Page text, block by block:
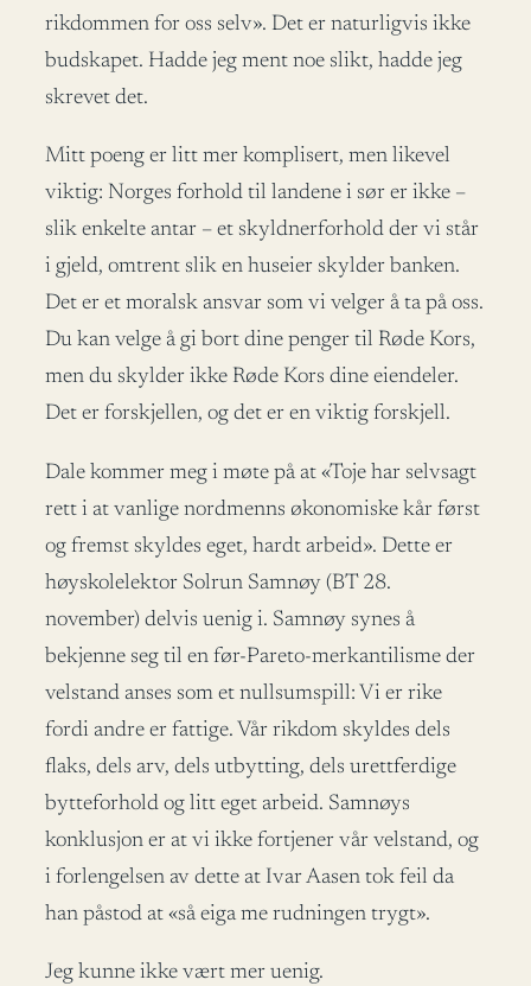
rikdommen for oss selv». Det er naturligvis ikke
budskapet. Hadde jeg ment noe slikt, hadde jeg
skrevet det.
Mitt poeng er litt mer komplisert, men likevel
viktig: Norges forhold til landene i sør er ikke –
slik enkelte antar – et skyldnerforhold der vi står
i gjeld, omtrent slik en huseier skylder banken.
Det er et moralsk ansvar som vi velger å ta på oss.
Du kan velge å gi bort dine penger til Røde Kors,
men du skylder ikke Røde Kors dine eiendeler.
Det er forskjellen, og det er en viktig forskjell.
Dale kommer meg i møte på at «Toje har selvsagt
rett i at vanlige nordmenns økonomiske kår først
og fremst skyldes eget, hardt arbeid». Dette er
høyskolelektor Solrun Samnøy (BT 28.
november) delvis uenig i. Samnøy synes å
bekjenne seg til en før-Pareto-merkantilisme der
velstand anses som et nullsumspill: Vi er rike
fordi andre er fattige. Vår rikdom skyldes dels
flaks, dels arv, dels utbytting, dels urettferdige
bytteforhold og litt eget arbeid. Samnøys
konklusjon er at vi ikke fortjener vår velstand, og
i forlengelsen av dette at Ivar Aasen tok feil da
han påstod at «så eiga me rudningen trygt».
Jeg kunne ikke vært mer uenig.